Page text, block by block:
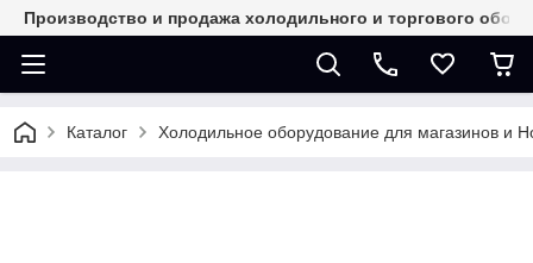
Производство и продажа холодильного и торгового
Каталог Холодильное оборудование для магазинов и